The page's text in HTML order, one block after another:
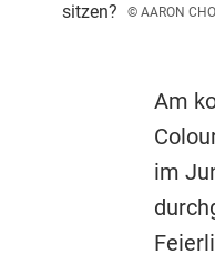
sitzen?
© AARON
Am
im